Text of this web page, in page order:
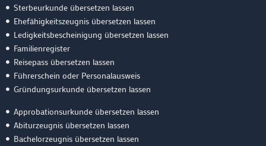
Sterbeurkunde übersetzen lassen
Ehefähigkeitszeugnis übersetzen lassen
Ledigkeitsbescheinigung übersetzen lassen
Familienregister
Reisepass übersetzen lassen
Führerschein oder Personalausweis
Gründungsurkunde übersetzen lassen
Approbationsurkunde übersetzen lassen
Abiturzeugnis übersetzen lassen
Bachelorzeugnis übersetzen lassen